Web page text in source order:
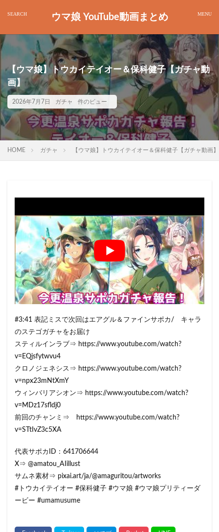
ウマ娘 YouTube動画まとめ
【ウマ娘】トウカイテイオー＆保科健子【ガチャ動
画】
2026年7月7日 ガチャ 件のビュー
HOME ガチャ 【ウマ娘】トウカイテイオー＆保科健子【ガチャ動画】
#3:41 表記ミスで次回はエアグル＆ファインサポカ/ キャラ
のステゴガチャをお届け
スティルインラブ⇒ https://www.youtube.com/watch?
v=EQjsfytwvu4
クロノジェネシス⇒ https://www.youtube.com/watch?
v=npx23mNtXmY
ウィンバリアシオン⇒ https://www.youtube.com/watch?
v=MDz17sfldj0
前回のチャンミ⇒ https://www.youtube.com/watch?
v=STtIvZ3c5XA
代表サポカID：641706644
X⇒ @amatou_AIillust
サムネ素材⇒ pixai.art/ja/@amaguritou/artworks
#トウカイテイオー #保科健子 #ウマ娘 #ウマ娘プリティーダ
ービー #umamusume